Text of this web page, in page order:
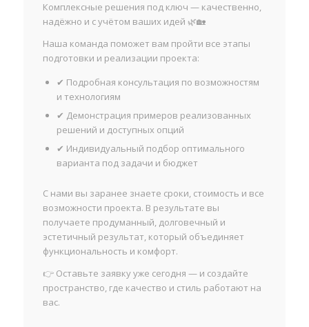
Комплексные решения под ключ — качественно,
надёжно и с учётом ваших идей 🌿🏡
Наша команда поможет вам пройти все этапы
подготовки и реализации проекта:
✔ Подробная консультация по возможностям
и технологиям
✔ Демонстрация примеров реализованных
решений и доступных опций
✔ Индивидуальный подбор оптимального
варианта под задачи и бюджет
С нами вы заранее знаете сроки, стоимость и все
возможности проекта. В результате вы
получаете продуманный, долговечный и
эстетичный результат, который объединяет
функциональность и комфорт.
👉 Оставьте заявку уже сегодня — и создайте
пространство, где качество и стиль работают на
вас.